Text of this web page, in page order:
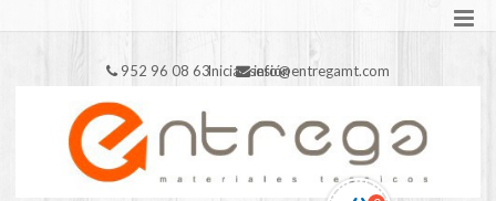
952 96 08 63 info@entregamt.com
Iniciar sesión